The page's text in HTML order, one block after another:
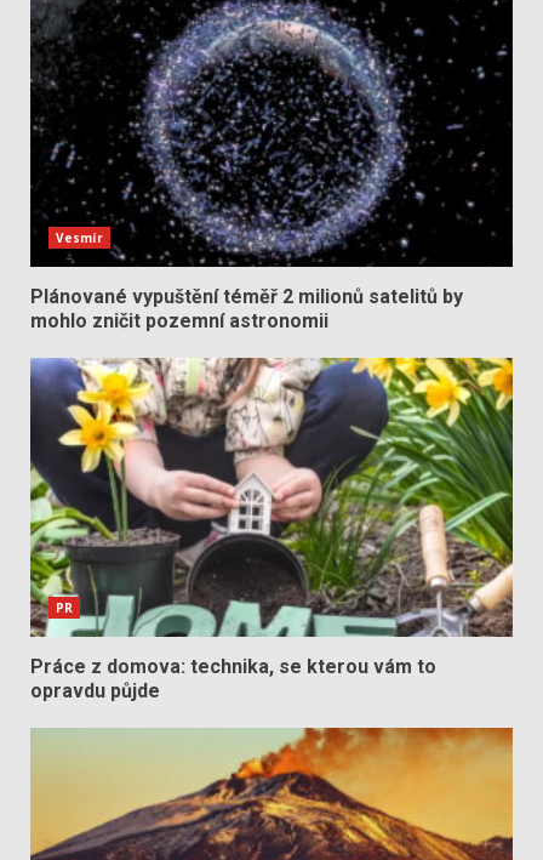
Vesmír
Plánované vypuštění téměř 2 milionů satelitů by
mohlo zničit pozemní astronomii
PR
Práce z domova: technika, se kterou vám to
opravdu půjde